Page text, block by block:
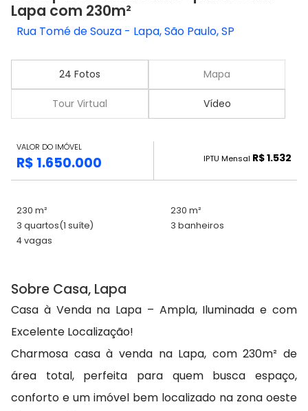
Lapa com 230m²
Rua Tomé de Souza - Lapa, São Paulo, SP
24 Fotos Mapa
Tour Virtual Vídeo
VALOR DO IMÓVEL
R$ 1.650.000 IPTU Mensal R$ 1.532
230 m²
230 m²
3 quartos(1 suíte)
3 banheiros
4 vagas
Sobre Casa, Lapa
Casa à Venda na Lapa – Ampla, Iluminada e com
Excelente Localização!
Charmosa casa à venda na Lapa, com 230m² de
área total, perfeita para quem busca espaço,
conforto e um imóvel bem localizado na zona oeste